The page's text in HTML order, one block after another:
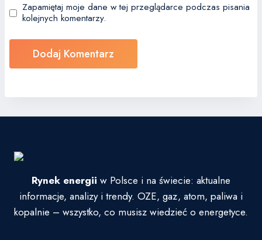
Zapamiętaj moje dane w tej przeglądarce podczas pisania
kolejnych komentarzy.
Rynek energii w Polsce i na świecie: aktualne
informacje, analizy i trendy. OZE, gaz, atom, paliwa i
kopalnie – wszystko, co musisz wiedzieć o energetyce.